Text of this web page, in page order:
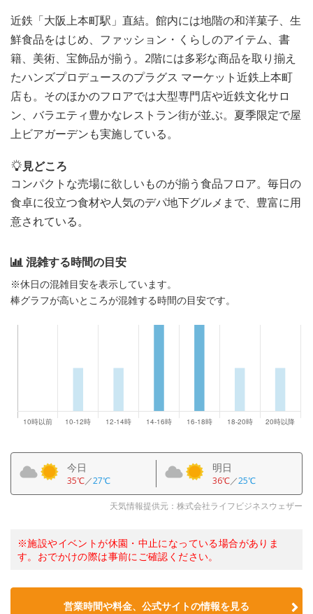
近鉄「大阪上本町駅」直結。館内には地階の和洋菓子、生
鮮食品をはじめ、ファッション・くらしのアイテム、書
籍、美術、宝飾品が揃う。2階には多彩な商品を取り揃え
たハンズプロデュースのプラグス マーケット近鉄上本町
店も。そのほかのフロアでは大型専門店や近鉄文化サロ
ン、バラエティ豊かなレストラン街が並ぶ。夏季限定で屋
上ビアガーデンも実施している。
見どころ
コンパクトな売場に欲しいものが揃う食品フロア。毎日の
食卓に役立つ食材や人気のデパ地下グルメまで、豊富に用
意されている。
混雑する時間の目安
※休日の混雑目安を表示しています。
棒グラフが高いところが混雑する時間の目安です。
今日
35℃／27℃
明日
36℃／25℃
天気情報提供元：株式会社ライフビジネスウェザー
※施設やイベントが休園・中止になっている場合がありま
す。おでかけの際は事前にご確認ください。
営業時間や料金、公式サイトの情報を見る